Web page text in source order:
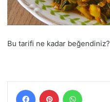
Bu tarifi ne kadar beğendiniz?
FacebookPinterest